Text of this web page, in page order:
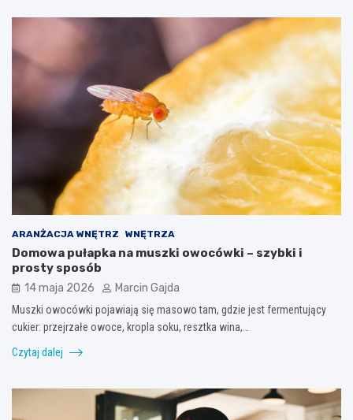
ARANŻACJA WNĘTRZ WNĘTRZA
Domowa pułapka na muszki owocówki – szybki i
prosty sposób
14 maja 2026 Marcin Gajda
Muszki owocówki pojawiają się masowo tam, gdzie jest fermentujący
cukier: przejrzałe owoce, kropla soku, resztka wina,…
Czytaj dalej